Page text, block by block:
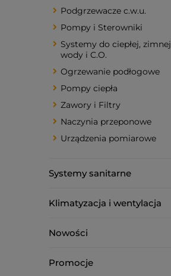
Podgrzewacze c.w.u.
Pompy i Sterowniki
Systemy do ciepłej, zimnej
wody i C.O.
Ogrzewanie podłogowe
Pompy ciepła
Zawory i Filtry
Naczynia przeponowe
Urządzenia pomiarowe
Systemy sanitarne
Klimatyzacja i wentylacja
Nowości
Promocje